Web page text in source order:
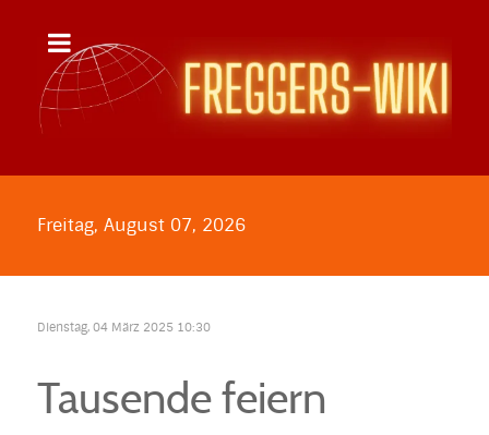
Freitag, August 07, 2026
Dienstag, 04 März 2025 10:30
Tausende feiern